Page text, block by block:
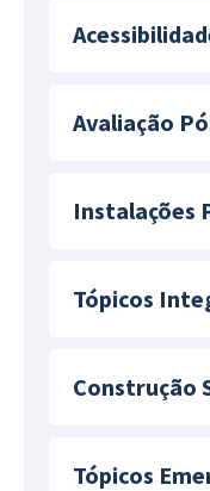
Avaliação
Instalações
Tópicos
Construção
Tópicos